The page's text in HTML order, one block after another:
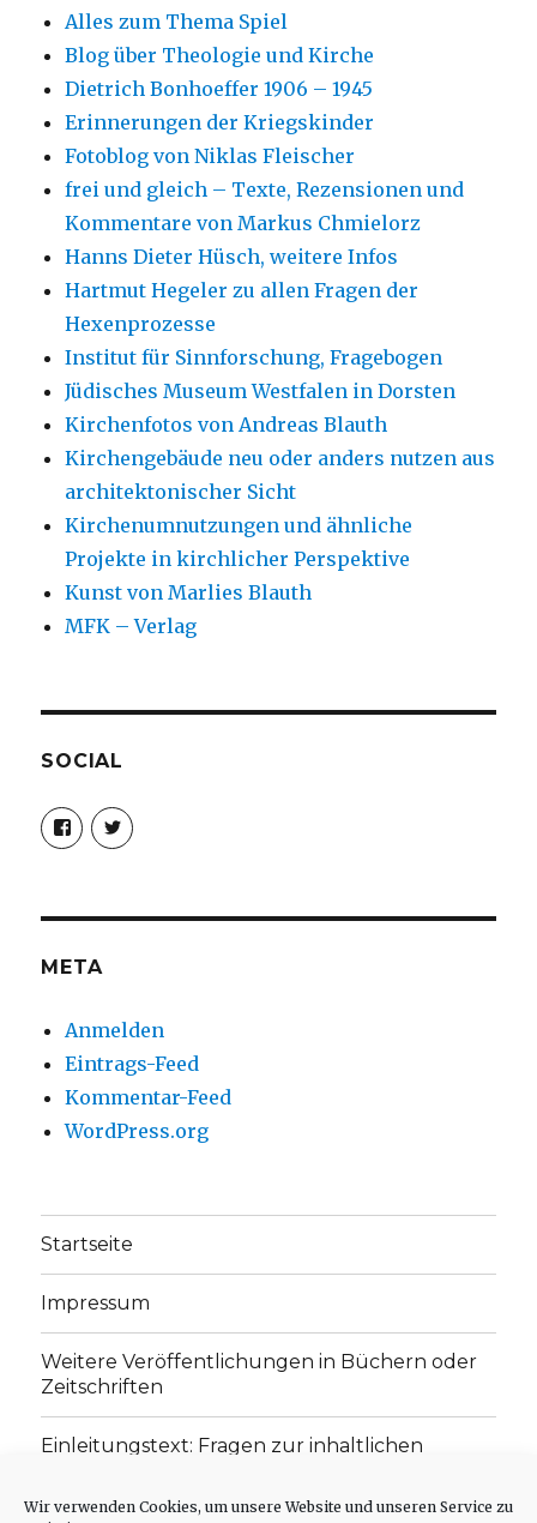
Wir verwenden Cookies, um unsere Website und unseren Service zu
Alles zum Thema Spiel
Blog über Theologie und Kirche
Dietrich Bonhoeffer 1906 – 1945
Erinnerungen der Kriegskinder
Fotoblog von Niklas Fleischer
frei und gleich – Texte, Rezensionen und
Kommentare von Markus Chmielorz
Hanns Dieter Hüsch, weitere Infos
Hartmut Hegeler zu allen Fragen der
Hexenprozesse
Institut für Sinnforschung, Fragebogen
Jüdisches Museum Westfalen in Dorsten
Kirchenfotos von Andreas Blauth
Kirchengebäude neu oder anders nutzen aus
architektonischer Sicht
Kirchenumnutzungen und ähnliche
Projekte in kirchlicher Perspektive
Kunst von Marlies Blauth
MFK – Verlag
SOCIAL
Profil
von
christoph.fleischer1
anzeigen
Profil
von
anzeigen
META
Anmelden
Eintrags-Feed
Kommentar-Feed
WordPress.org
Startseite
Impressum
Weitere Veröffentlichungen in Büchern oder
Zeitschriften
Einleitungstext: Fragen zur inhaltlichen
„schwachen Glaubens“